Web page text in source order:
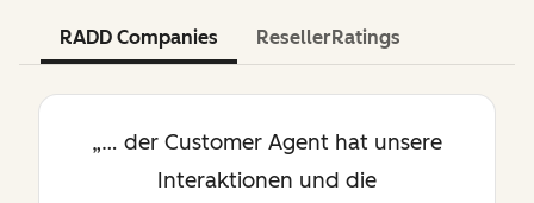
RADD Companies ResellerRatings
„… der Customer Agent hat unsere
Interaktionen und die